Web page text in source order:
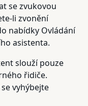
se zvukovou
li zvonění
nabídky Ovládání
asistenta.
slouží pouze
řidiče.
vyhýbejte